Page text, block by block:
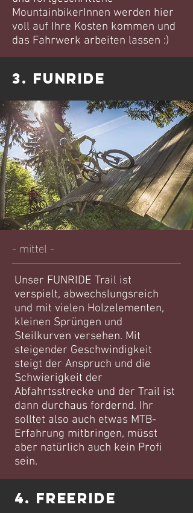
MountainbikerInnen werden hier
voll auf Ihre Kosten kommen und
das Fahrwerk arbeiten lassen :)
3. FUNRIDE
- mittel -
Unser FUNRIDE Trail ist
verspielt, abwechslungsreich
und mit vielen Holzelementen,
kleinen Sprüngen und
Steilkurven versehen. Mit
steigender Geschwindigkeit
steigt der Anspruch und die
Schwierigkeit der
Abfahrtsstrecke und der Trail ist
dann durchaus fordernd. Ihr
solltet also auch etwas MTB-
Erfahrung mitbringen, müsst
aber natürlich auch kein Profi
sein.
4. Freeride